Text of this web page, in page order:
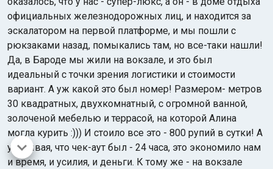
официальных железнодорожных лиц, и находится за
эскалатором на первой платформе, и мы пошли с
рюкзаками назад, помыкались там, но все-таки нашли!
Да, в Бароде мы жили на вокзале, и это был
идеальный с точки зрения логистики и стоимости
вариант. А уж какой это был номер! Размером- метров
30 квадратных, двухкомнатный, с огромной ванной,
золоченой мебелью и террасой, на которой Алина
могла курить :))) И стоило все это - 800 рупий в сутки! А
учитывая, что чек-аут был - 24 часа, это экономило нам
и время, и усилия, и деньги. К тому же - на вокзале